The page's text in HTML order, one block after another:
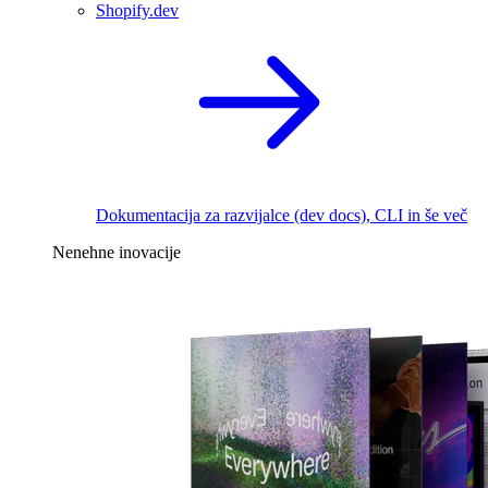
Shopify.dev
Dokumentacija za razvijalce (dev docs), CLI in še več
Nenehne inovacije